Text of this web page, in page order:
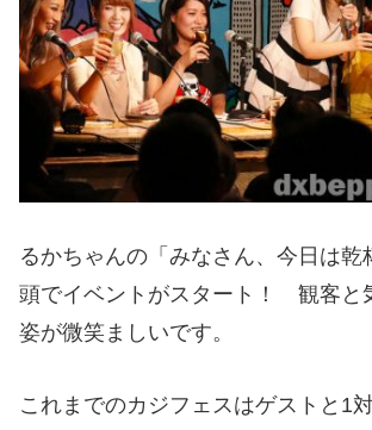
るかちゃんの「みなさん、今日は乾
頭でイベントがスタート！ 観客と
姿が微笑ましいです。
これまでのカジフェスはゲストと1